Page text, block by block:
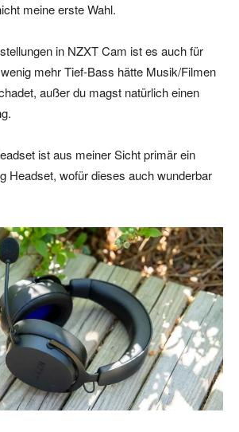
meine erste Wahl.
in NZXT Cam ist es auch für
mehr Tief-Bass hätte Musik/Filmen
außer du magst natürlich einen
ist aus meiner Sicht primär ein
Headset, wofür dieses auch wunderbar